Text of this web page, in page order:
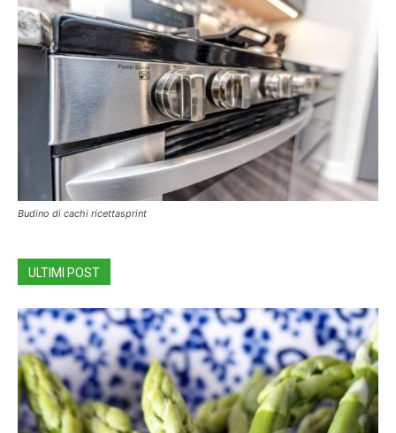
Budino di cachi ricettasprint
ULTIMI POST